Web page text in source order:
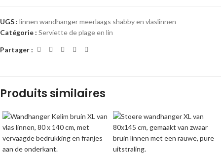
UGS : linnen wandhanger meerlaags shabby en vlaslinnen
Catégorie : Serviette de plage en lin
Partager :
Produits similaires